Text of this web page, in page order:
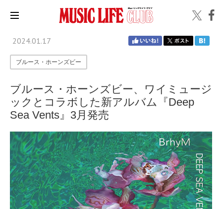
2024.01.17
ブルース・ホーンズビー
ブルース・ホーンズビー、ワイミュージ
ックとコラボした新アルバム『Deep
Sea Vents』3月発売